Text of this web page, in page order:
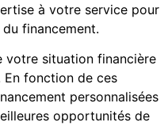
à votre service pour
financement.
votre situation financière
fonction de ces
personnalisées
opportunités de